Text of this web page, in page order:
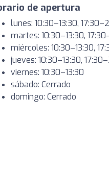
de apertura
lunes: 10:30–13:30,
martes: 10:30–13:30,
miércoles: 10:30–13:30,
jueves: 10:30–13:30,
viernes: 10:30–13:30
sábado: Cerrado
domingo: Cerrado